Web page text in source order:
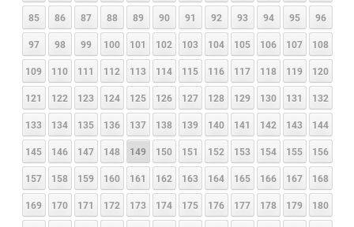
85 86 87 88 89 90 91 92 93 94 95 96
97 98 99 100 101 102 103 104 105 106 107 108
109 110 111 112 113 114 115 116 117 118 119 120
121 122 123 124 125 126 127 128 129 130 131 132
133 134 135 136 137 138 139 140 141 142 143 144
145 146 147 148 149 150 151 152 153 154 155 156
157 158 159 160 161 162 163 164 165 166 167 168
169 170 171 172 173 174 175 176 177 178 179 180